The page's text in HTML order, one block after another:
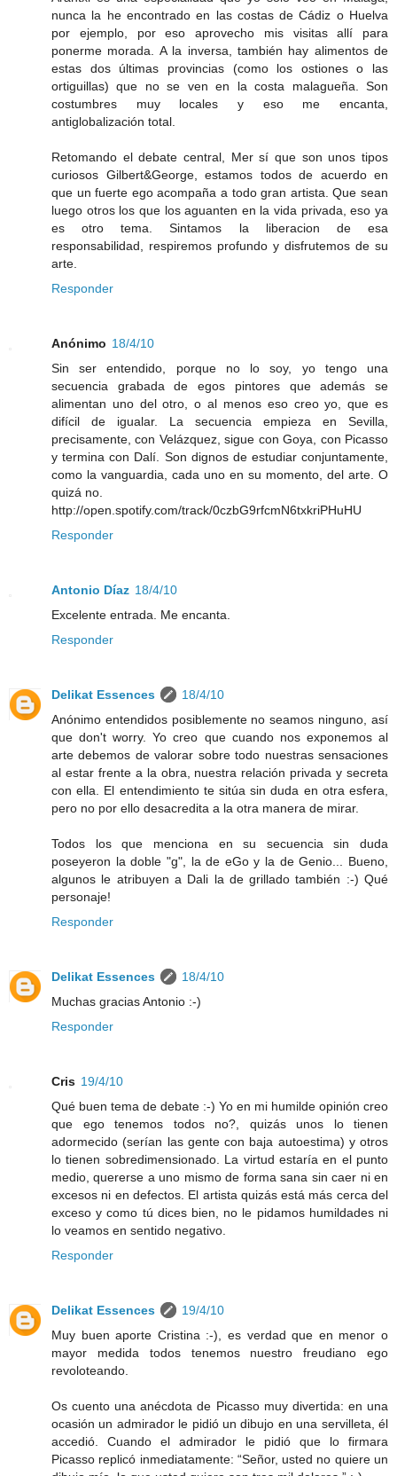
nunca la he encontrado en las costas de Cádiz o Huelva
por ejemplo, por eso aprovecho mis visitas allí para
ponerme morada. A la inversa, también hay alimentos de
estas dos últimas provincias (como los ostiones o las
ortiguillas) que no se ven en la costa malagueña. Son
costumbres muy locales y eso me encanta,
antiglobalización total.
Retomando el debate central, Mer sí que son unos tipos
curiosos Gilbert&George, estamos todos de acuerdo en
que un fuerte ego acompaña a todo gran artista. Que sean
luego otros los que los aguanten en la vida privada, eso ya
es otro tema. Sintamos la liberacion de esa
responsabilidad, respiremos profundo y disfrutemos de su
arte.
Responder
Anónimo 18/4/10
Sin ser entendido, porque no lo soy, yo tengo una
secuencia grabada de egos pintores que además se
alimentan uno del otro, o al menos eso creo yo, que es
difícil de igualar. La secuencia empieza en Sevilla,
precisamente, con Velázquez, sigue con Goya, con Picasso
y termina con Dalí. Son dignos de estudiar conjuntamente,
como la vanguardia, cada uno en su momento, del arte. O
quizá no.
http://open.spotify.com/track/0czbG9rfcmN6txkriPHuHU
Responder
Antonio Díaz 18/4/10
Excelente entrada. Me encanta.
Responder
Delikat Essences
18/4/10
Anónimo entendidos posiblemente no seamos ninguno, así
que don't worry. Yo creo que cuando nos exponemos al
arte debemos de valorar sobre todo nuestras sensaciones
al estar frente a la obra, nuestra relación privada y secreta
con ella. El entendimiento te sitúa sin duda en otra esfera,
pero no por ello desacredita a la otra manera de mirar.
Todos los que menciona en su secuencia sin duda
poseyeron la doble "g", la de eGo y la de Genio... Bueno,
algunos le atribuyen a Dali la de grillado también :-) Qué
personaje!
Responder
Delikat Essences
18/4/10
Muchas gracias Antonio :-)
Responder
Cris 19/4/10
Qué buen tema de debate :-) Yo en mi humilde opinión creo
que ego tenemos todos no?, quizás unos lo tienen
adormecido (serían las gente con baja autoestima) y otros
lo tienen sobredimensionado. La virtud estaría en el punto
medio, quererse a uno mismo de forma sana sin caer ni en
excesos ni en defectos. El artista quizás está más cerca del
exceso y como tú dices bien, no le pidamos humildades ni
lo veamos en sentido negativo.
Responder
Delikat Essences
19/4/10
Muy buen aporte Cristina :-), es verdad que en menor o
mayor medida todos tenemos nuestro freudiano ego
revoloteando.
Os cuento una anécdota de Picasso muy divertida: en una
ocasión un admirador le pidió un dibujo en una servilleta, él
accedió. Cuando el admirador le pidió que lo firmara
Picasso replicó inmediatamente: “Señor, usted no quiere un